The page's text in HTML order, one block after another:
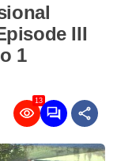
III
1
13